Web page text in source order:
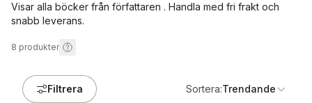
Visar alla böcker från författaren . Handla med fri frakt och
snabb leverans.
8 produkter
Filtrera Sortera:Trendande